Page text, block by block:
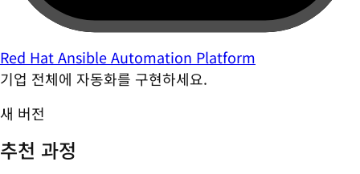
Red Hat Ansible Automation Platform
기업 전체에 자동화를 구현하세요.
새 버전
추천 과정